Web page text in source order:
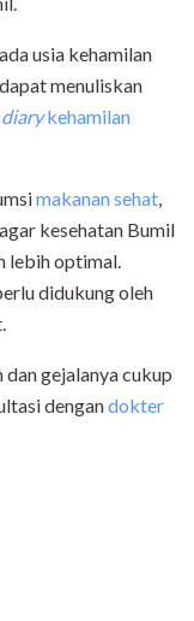
usia kehamilan
menuliskan
diarykehamilan
makanan sehat,
kesehatan Bumil
lebih optimal.
didukung oleh
gejalanya cukup
dengandokter